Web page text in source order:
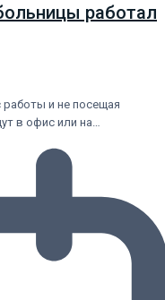
работал
и не посещая
в офис или на…